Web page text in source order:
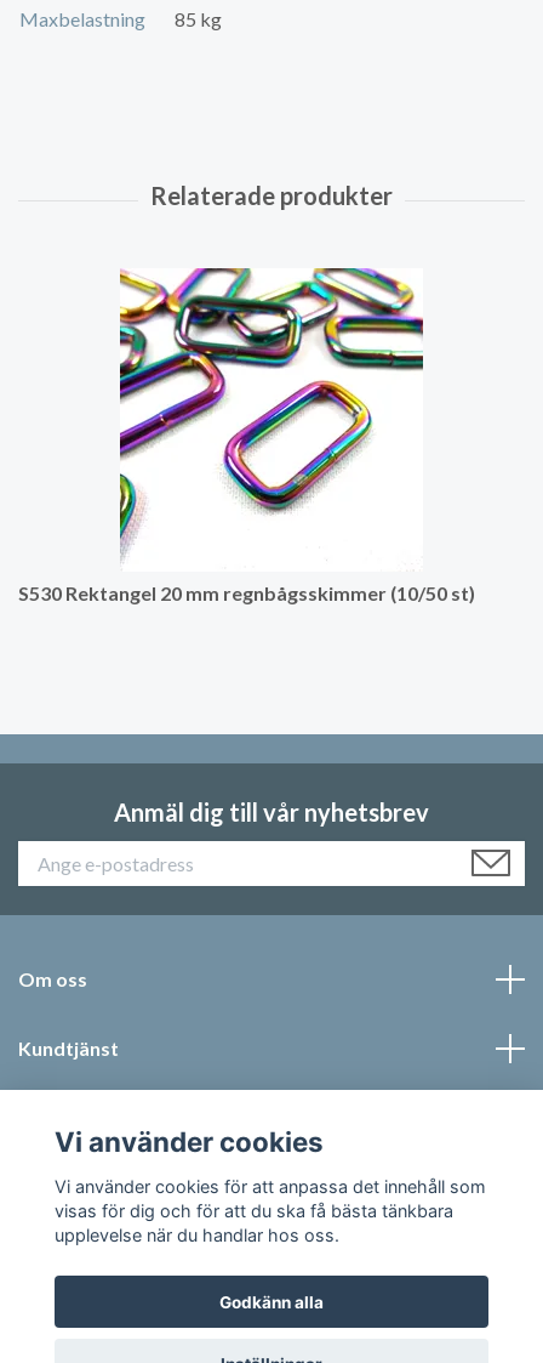
Maxbelastning
85 kg
S530 Rektangel 20 mm regnbågsskimmer (10/50 st)
Anmäl dig till vår nyhetsbrev
Om oss
Kundtjänst
Sociala medier
© 2026 Jonic Textil AB
Vi använder cookies
Vi använder cookies för att anpassa det innehåll som
visas för dig och för att du ska få bästa tänkbara
upplevelse när du handlar hos oss.
Godkänn alla